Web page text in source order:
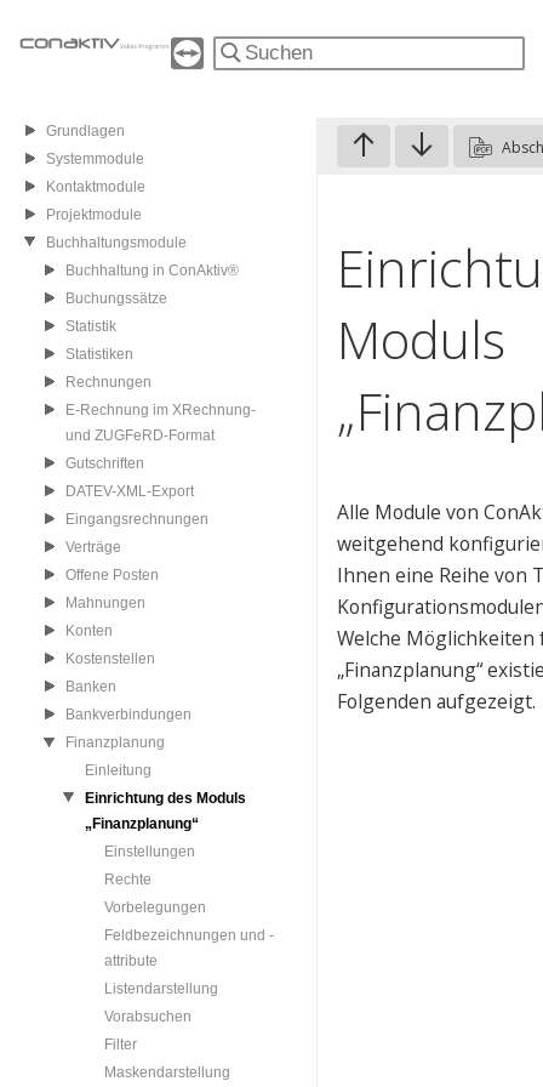
Grundlagen
Systemmodule
Kontaktmodule
Projektmodule
Buchhaltungsmodule
Buchhaltung in ConAktiv®
Buchungssätze
Statistik
Statistiken
Rechnungen
E-Rechnung im XRechnung-
und ZUGFeRD-Format
Gutschriften
DATEV-XML-Export
Eingangsrechnungen
Verträge
Offene Posten
Mahnungen
Konten
Kostenstellen
Banken
Bankverbindungen
Finanzplanung
Einleitung
Einrichtung des Moduls
„Finanzplanung“
Einstellungen
Rechte
Vorbelegungen
Feldbezeichnungen und -
attribute
Listendarstellung
Vorabsuchen
Filter
Maskendarstellung
Moduls
Alle Module von
weitgehend
Ihnen eine Reihe von
Welche Möglichkeiten
„Finanzplanung“
Folgenden aufgezeigt.